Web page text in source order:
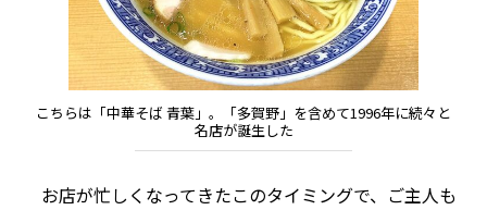
こちらは「中華そば 青葉」。「多賀野」を含めて1996年に続々と
名店が誕生した
お店が忙しくなってきたこのタイミングで、ご主人も